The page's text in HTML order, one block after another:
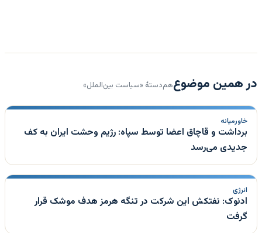
در همین موضوعهم‌دستهٔ «سیاست بین‌الملل»
خاورمیانه
برداشت و قاچاق اعضا توسط سپاه: رژیم وحشت ایران به کف
جدیدی می‌رسد
انرژی
ادنوک: نفتکش این شرکت در تنگه هرمز هدف موشک قرار
گرفت